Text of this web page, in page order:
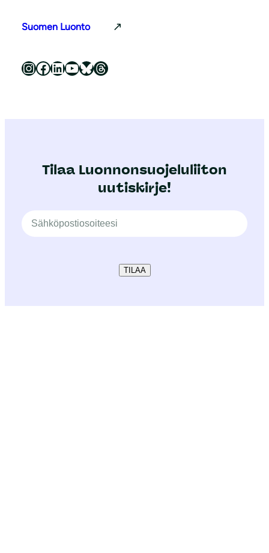
Suomen Luonto
Luonnonsuojeluliitto Instagramissa Luonnonsuojeluliitto Facebookissa Luonnonsuojeluliitto LinkedInissä Luonnonsuojeluliiton YouTube-kanava Luonnonsuojeluliitto Blueskyssa Luonnonsuojeluliitto Threadsissa
Tilaa Luonnonsuojeluliiton
uutiskirje!
TILAA